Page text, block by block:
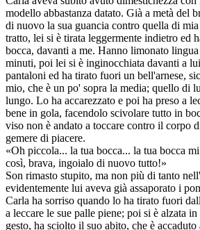
modello abbastanza datato. Già a metà del
di nuovo la sua guancia contro quella di
tratto, lei si è tirata leggermente indietro ed
bocca, davanti a me. Hanno limonato
minuti, poi lei si è inginocchiata davanti a
pantaloni ed ha tirato fuori un bell'arnese,
mio, che è un po' sopra la media; quello di
lungo. Lo ha accarezzato e poi ha preso a
bene in gola, facendolo scivolare tutto in
viso non è andato a toccare contro il corpo
gemere di piacere.
«Oh piccola... la tua bocca... la tua bocca
così, brava, ingoialo di nuovo tutto!»
Son rimasto stupito, ma non più di tanto
evidentemente lui aveva già assaporato i
Carla ha sorriso quando lo ha tirato fuori
a leccare le sue palle piene; poi si è alzata
gesto, ha sciolto il suo abito, che è